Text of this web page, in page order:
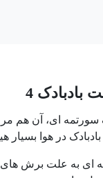
4
ای، آن هم
بادبادک در هوا بسیار
ای به علت برش های